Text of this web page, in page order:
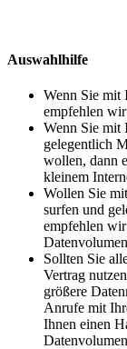
Auswahlhilfe
Wenn Sie mit
empfehlen
Wenn Sie mit
gelegentlich
wollen, dann
kleinem
Wollen Sie
surfen und
empfehlen
Sollten Sie
Vertrag
größere
Anrufe mit
Ihnen einen